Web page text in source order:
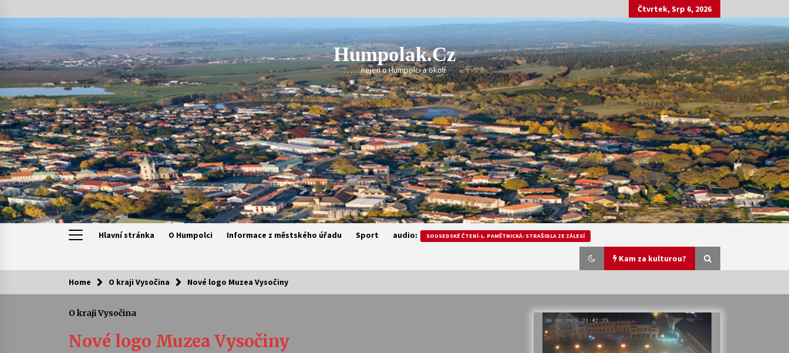
to
Čtvrtek, Srp 6, 2026
Humpolak.cz
. . . . . nejen o Humpolci a okolí
Hlavní stránka O Humpolci Informace z městského úřadu Sport audio: SOUSEDSKÉ ČTENÍ-L. PAMĚTNICKÁ: STRAŠIDLA ZE ZÁLESÍ
Kam za kulturou?
Kam za kulturou?
Camerata a Sukuba Ensemble
4. 8. 2026
Veselí muzikanti
30. 7. 2026
Home O kraji Vysočina Nové logo Muzea Vysočiny
O kraji Vysočina
Nové logo Muzea Vysočiny